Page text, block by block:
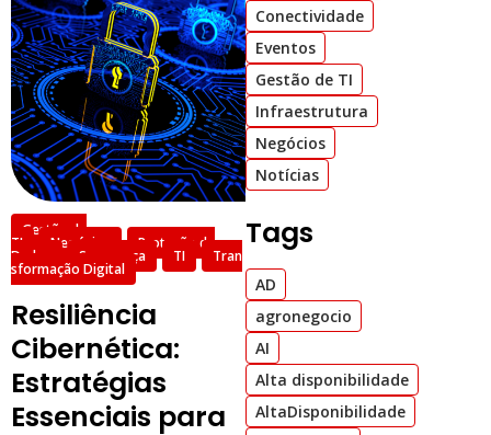
Gestão de
TI Negócios Proteção de
Dados Segurança TI Tran
sformação Digital
Resiliência
Cibernética:
Estratégias
Essenciais para
Conectividade
Eventos
Gestão de TI
Infraestrutura
Negócios
Notícias
Tags
AD
agronegocio
AI
Alta disponibilidade
AltaDisponibilidade